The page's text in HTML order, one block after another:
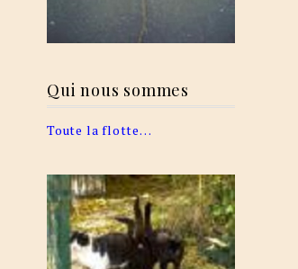
Qui nous sommes
Toute la flotte…